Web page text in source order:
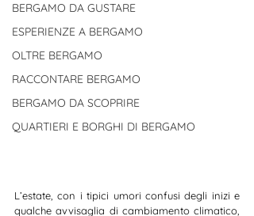
BERGAMO DA GUSTARE
ESPERIENZE A BERGAMO
OLTRE BERGAMO
RACCONTARE BERGAMO
BERGAMO DA SCOPRIRE
QUARTIERI E BORGHI DI BERGAMO
L’estate, con i tipici umori confusi degli inizi e
qualche avvisaglia di cambiamento climatico,